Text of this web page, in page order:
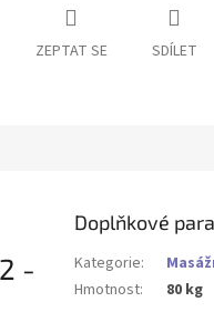
ZEPTAT SE SDÍLET
-
Doplňkové
Kategorie:
Hmotnost: 80 kg